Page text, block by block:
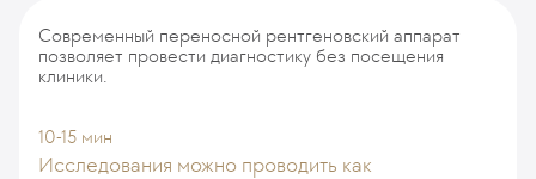
Современный переносной рентгеновский аппарат
позволяет провести диагностику без посещения
клиники.
10-15 мин
Исследования можно проводить как